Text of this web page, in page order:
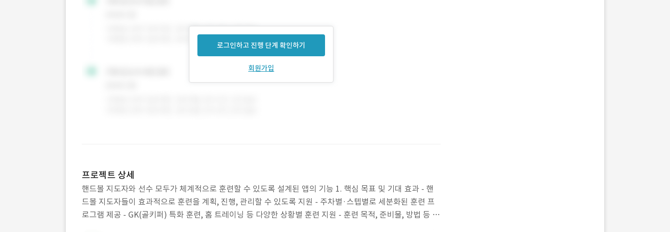
로그인하고 진행 단계 확인하기
회원가입
프로젝트 상세
핸드볼 지도자와 선수 모두가 체계적으로 훈련할 수 있도록 설계된 앱의 기능 1. 핵심 목표 및 기대 효과 - 핸
드볼 지도자들이 효과적으로 훈련을 계획, 진행, 관리할 수 있도록 지원 - 주차별·스텝별로 세분화된 훈련 프
로그램 제공 - GK(골키퍼) 특화 훈련, 홈 트레이닝 등 다양한 상황별 훈련 지원 - 훈련 목적, 준비물, 방법 등 상